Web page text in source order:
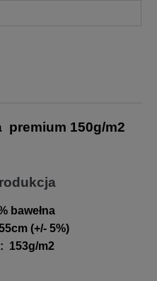
płatności
premium 150g/m2
bawełna
(+/- 5%)
: 153g/m2